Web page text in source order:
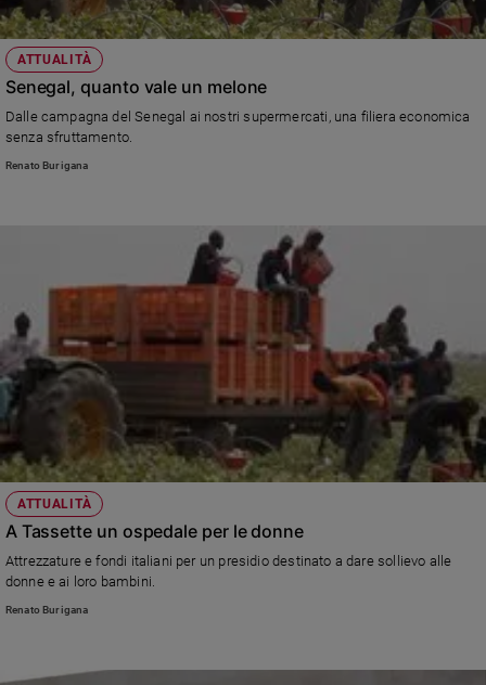
inclusione
Costume
Cultura
e
spettacoli
Sanremo
streaming
Libri
Musica
Arte
Famiglia
educazione
Genitori
e
figli
Nonni
ATTUALITÀ
Senegal, quanto vale un melone
Dalle campagna del Senegal ai nostri supermercati, una filiera economica
senza sfruttamento.
Renato Burigana
ATTUALITÀ
A Tassette un ospedale per le donne
Attrezzature e fondi italiani per un presidio destinato a dare sollievo alle
donne e ai loro bambini.
Renato Burigana